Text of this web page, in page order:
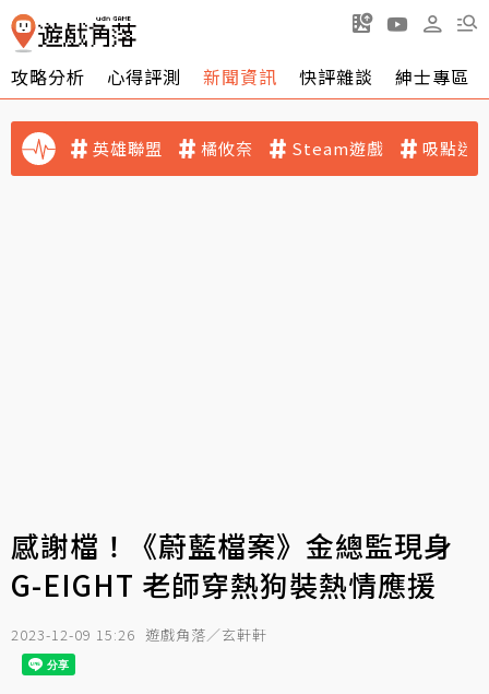
攻略分析 心得評測 新聞資訊 快評雜談 紳士專區
英雄聯盟 橘攸奈 Steam遊戲 吸點迷
感謝檔！《蔚藍檔案》金總監現身
G-EIGHT 老師穿熱狗裝熱情應援
2023-12-09 15:26 遊戲角落／玄軒軒